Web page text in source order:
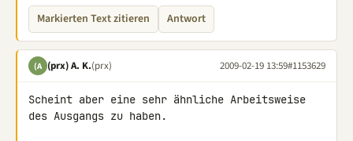
Markierten Text zitieren Antwort
(A (prx) A. K.(prx) 2009-02-19 13:59#1153629
Scheint aber eine sehr ähnliche Arbeitsweise
des Ausgangs zu haben.